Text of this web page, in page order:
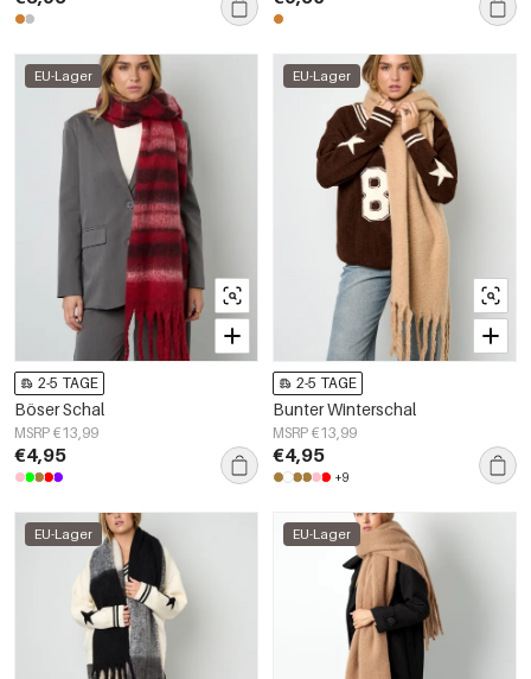
EU-Lager
2-5 TAGE
Böser Schal
MSRP €13,99
€4,95
EU-Lager
2-5 TAGE
Bunter Winterschal
MSRP €13,99
€4,95
+9
EU-Lager EU-Lager